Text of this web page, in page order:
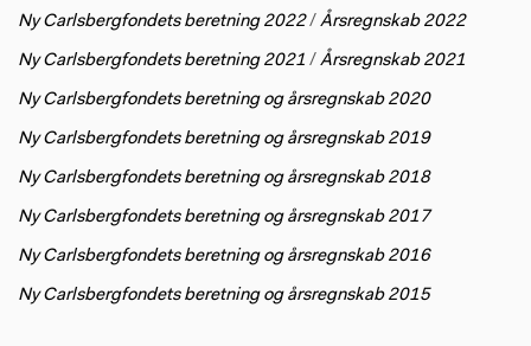
Ny Carlsbergfondets beretning 2022/ Årsregnskab 2022
Ny Carlsbergfondets beretning 2021 / Årsregnskab 2021
Ny Carlsbergfondets beretning og årsregnskab 2020
Ny Carlsbergfondets beretning og årsregnskab 2019
Ny Carlsbergfondets beretning og årsregnskab 2018
Ny Carlsbergfondets beretning og årsregnskab 2017
Ny Carlsbergfondets beretning og årsregnskab 2016
Ny Carlsbergfondets beretning og årsregnskab 2015